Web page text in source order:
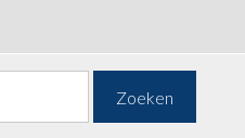
Zoeken